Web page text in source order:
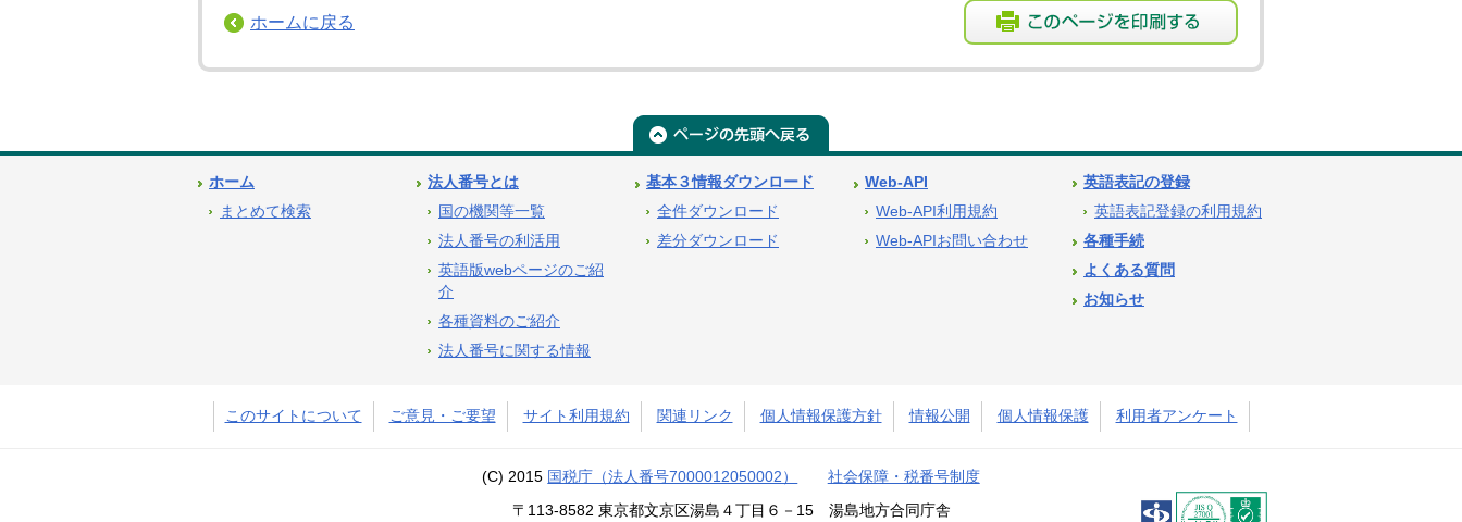
ホームに戻る
ホーム
まとめて検索
法人番号とは
国の機関等一覧
法人番号の利活用
英語版webページのご紹
介
各種資料のご紹介
法人番号に関する情報
基本３情報ダウンロード
全件ダウンロード
差分ダウンロード
Web-API
Web-API利用規約
Web-APIお問い合わせ
英語表記の登録
英語表記登録の利用規約
各種手続
よくある質問
お知らせ
このサイトについて ご意見・ご要望 サイト利用規約 関連リンク 個人情報保護方針 情報公開 個人情報保護 利用者アンケート
(C) 2015 国税庁（法人番号7000012050002） 社会保障・税番号制度
〒113-8582 東京都文京区湯島４丁目６－15 湯島地方合同庁舎